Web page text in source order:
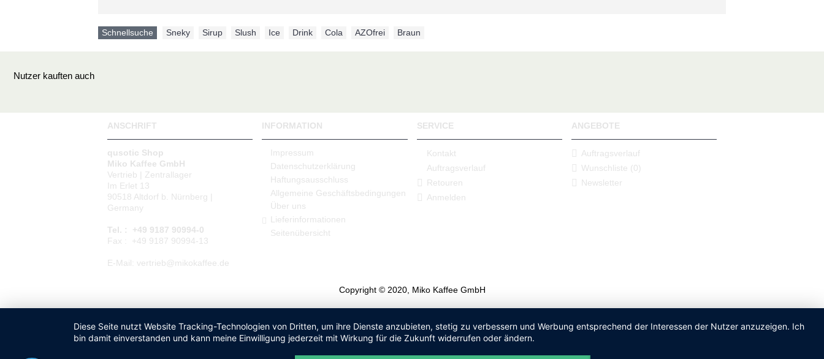
Schnellsuche Sneky Sirup Slush Ice Drink Cola AZOfrei Braun
Nutzer kauften auch
ANSCHRIFT
qusotic Shop
Miko Kaffee GmbH
Vertrieb | Zentrallager
Im Erlet 13
90518 Altdorf b. Nürnberg |
Germany
Tel. : +49 9187 90994-0
Fax : +49 9187 90994-13
E-Mail: vertrieb@mikokaffee.de
INFORMATION
Impressum
Datenschutzerklärung
Haftungsausschluss
Allgemeine Geschäftsbedingungen
Über uns
Lieferinformationen
Seitenübersicht
SERVICE
Kontakt
Auftragsverlauf
Retouren
Anmelden
ANGEBOTE
Auftragsverlauf
Wunschliste (0)
Newsletter
Copyright © 2020, Miko Kaffee GmbH
Diese Seite nutzt Website Tracking-Technologien von Dritten, um ihre Dienste anzubieten, stetig zu verbessern und Werbung entsprechend der Interessen der Nutzer anzuzeigen. Ich
bin damit einverstanden und kann meine Einwilligung jederzeit mit Wirkung für die Zukunft widerrufen oder ändern.